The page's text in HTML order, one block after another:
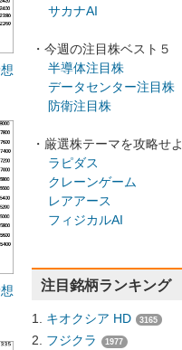
サカナAI
・今週の注目株ベスト５
半導体注目株
データセンター注目株
防衛注目株
・厳選株テーマを攻略せよ
ラピダス
クレーンゲーム
レアアース
フィジカルAI
注目銘柄ランキング
キオクシア HD 3165
フジクラ 1977